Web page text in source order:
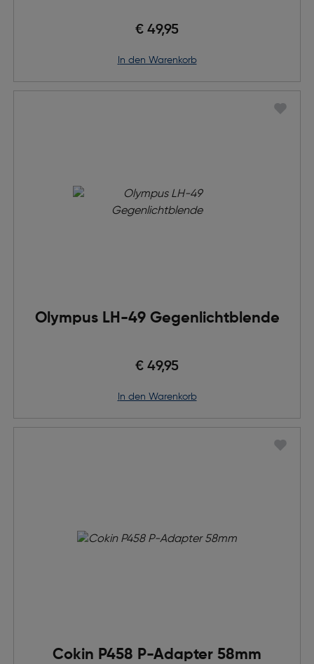
€ 49,95
in den Warenkorb
Olympus LH-49 Gegenlichtblende
€ 49,95
in den Warenkorb
Cokin P458 P-Adapter 58mm